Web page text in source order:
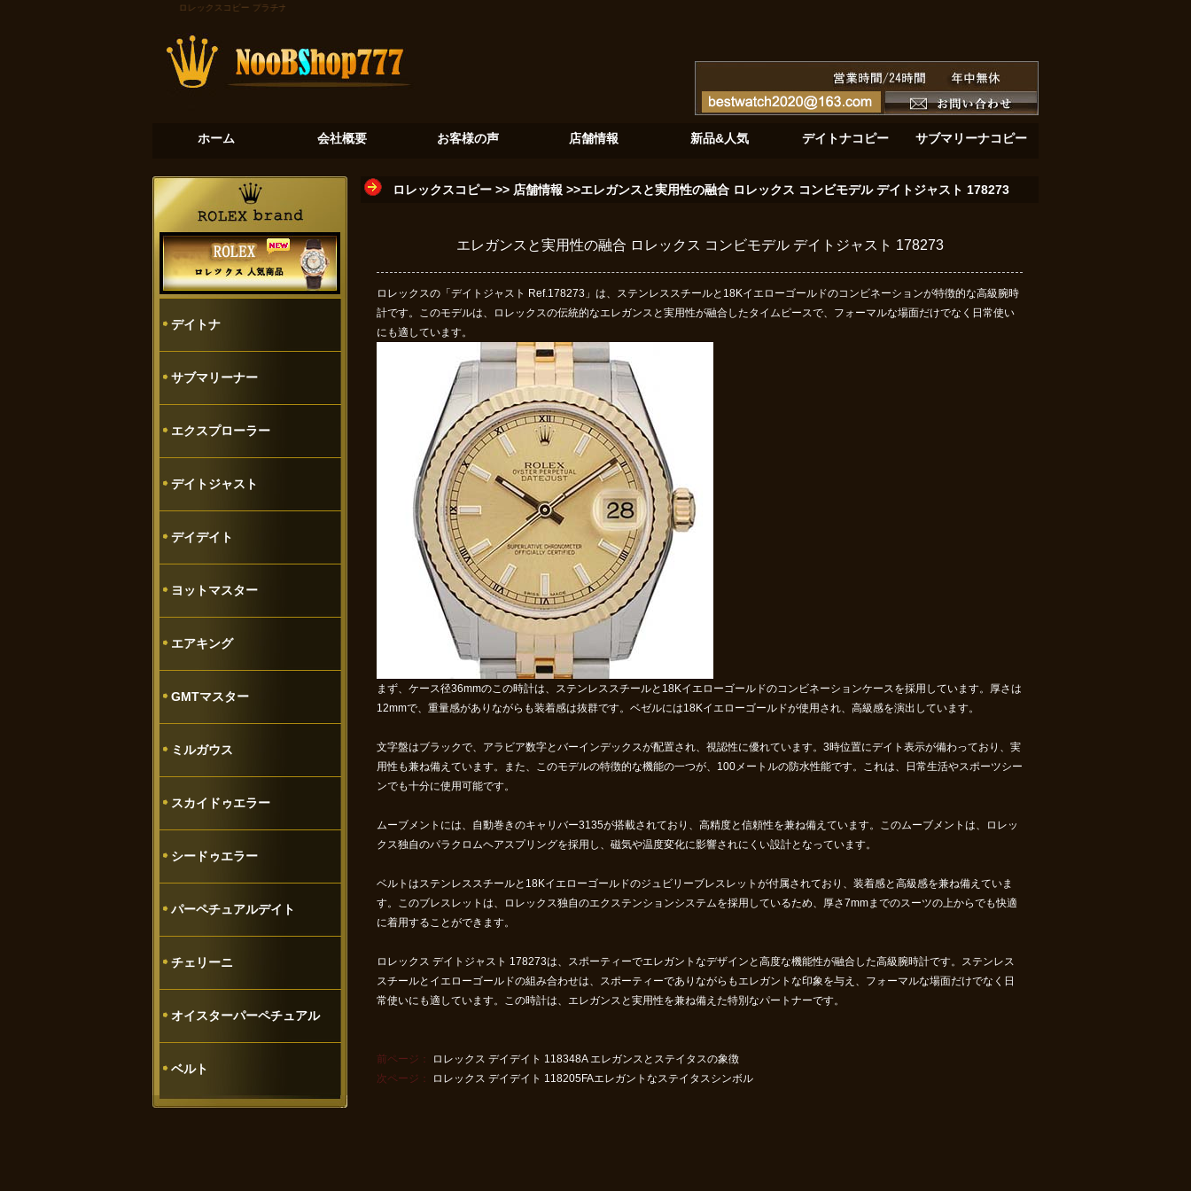
ロレックスコピー プラチナの氷河：デイトナ116506が奏でる至高のクロノグラフ
ホーム 会社概要 お客様の声 店舗情報 新品&人気 デイトナコピー サブマリーナコピー
デイトナ
サブマリーナー
エクスプローラー
デイトジャスト
デイデイト
ヨットマスター
エアキング
GMTマスター
ミルガウス
スカイドゥエラー
シードゥエラー
パーペチュアルデイト
チェリーニ
オイスターパーペチュアル
ベルト
ロレックスコピー >> 店舗情報 >>エレガンスと実用性の融合 ロレックス コンビモデル デイトジャスト 178273
エレガンスと実用性の融合 ロレックス コンビモデル デイトジャスト 178273
ロレックスの「デイトジャスト Ref.178273」は、ステンレススチールと18Kイエローゴールドのコンビネーションが特徴的な高級腕時
計です。このモデルは、ロレックスの伝統的なエレガンスと実用性が融合したタイムピースで、フォーマルな場面だけでなく日常使い
にも適しています。
まず、ケース径36mmのこの時計は、ステンレススチールと18Kイエローゴールドのコンビネーションケースを採用しています。厚さは
12mmで、重量感がありながらも装着感は抜群です。ベゼルには18Kイエローゴールドが使用され、高級感を演出しています。
文字盤はブラックで、アラビア数字とバーインデックスが配置され、視認性に優れています。3時位置にデイト表示が備わっており、実
用性も兼ね備えています。また、このモデルの特徴的な機能の一つが、100メートルの防水性能です。これは、日常生活やスポーツシー
ンでも十分に使用可能です。
ムーブメントには、自動巻きのキャリバー3135が搭載されており、高精度と信頼性を兼ね備えています。このムーブメントは、ロレッ
クス独自のパラクロムヘアスプリングを採用し、磁気や温度変化に影響されにくい設計となっています。
ベルトはステンレススチールと18Kイエローゴールドのジュビリーブレスレットが付属されており、装着感と高級感を兼ね備えていま
す。このブレスレットは、ロレックス独自のエクステンションシステムを採用しているため、厚さ7mmまでのスーツの上からでも快適
に着用することができます。
ロレックス デイトジャスト 178273は、スポーティーでエレガントなデザインと高度な機能性が融合した高級腕時計です。ステンレス
スチールとイエローゴールドの組み合わせは、スポーティーでありながらもエレガントな印象を与え、フォーマルな場面だけでなく日
常使いにも適しています。この時計は、エレガンスと実用性を兼ね備えた特別なパートナーです。
前ページ：
ロレックス デイデイト 118348A エレガンスとステイタスの象徴
次ページ：
ロレックス デイデイト 118205FAエレガントなステイタスシンボル